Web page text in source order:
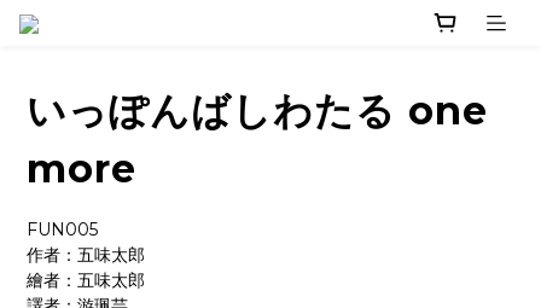
いっぽんばしわたる one
more
FUN005
作者：五味太郎
繪者：五味太郎